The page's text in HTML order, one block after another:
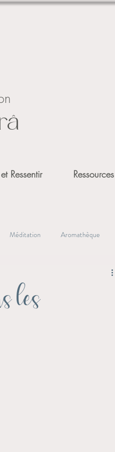
Ressentir Ressources
Méditation Aromathèque
les